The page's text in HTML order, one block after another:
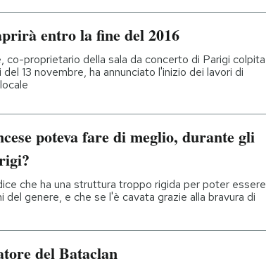
entro la fine del 2016
co-proprietario della sala da concerto di Parigi colpita
13 novembre, ha annunciato l'inizio dei lavori di
poteva fare di meglio, durante gli
che ha una struttura troppo rigida per poter essere
del genere, e che se l'è cavata grazie alla bravura di
del Bataclan